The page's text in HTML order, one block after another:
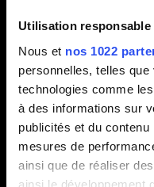
Utilisation responsable
Nous et nos 1022
personnelles, telles
technologies comme
à des informations sur
publicités et du
mesures de
ainsi que de réaliser
ainsi le développement
Sauvegardes
J'ai manqué un
différent dans
sauvegarde